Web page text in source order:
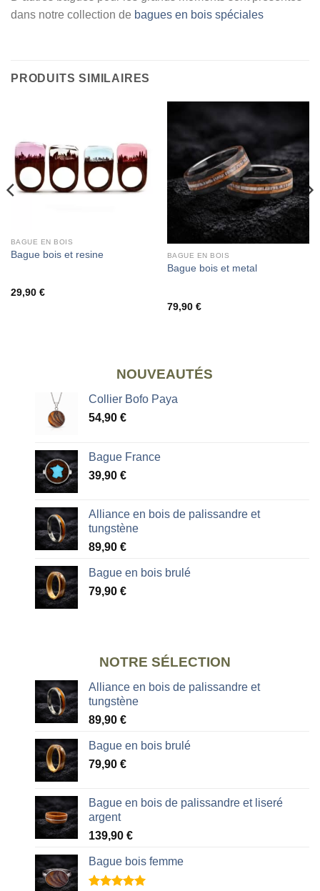
dans notre collection de bagues en bois spéciales
PRODUITS SIMILAIRES
BAGUE EN BOIS
Bague bois et resine
29,90 €
BAGUE EN BOIS
Bague bois et metal
79,90 €
NOUVEAUTÉS
Collier Bofo Paya
54,90 €
Bague France
39,90 €
Alliance en bois de palissandre et
tungstène
89,90 €
Bague en bois brulé
79,90 €
NOTRE SÉLECTION
Alliance en bois de palissandre et
tungstène
89,90 €
Bague en bois brulé
79,90 €
Bague en bois de palissandre et liseré
argent
139,90 €
Bague bois femme